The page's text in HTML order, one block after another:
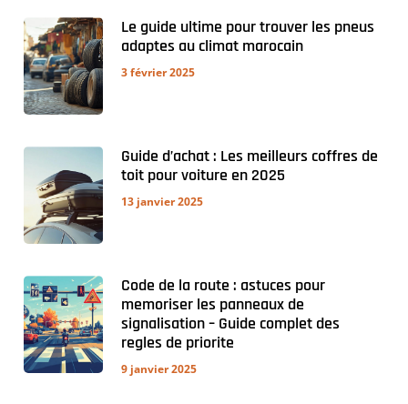
Le guide ultime pour trouver les pneus
adaptes au climat marocain
3 février 2025
Guide d’achat : Les meilleurs coffres de
toit pour voiture en 2025
13 janvier 2025
Code de la route : astuces pour
memoriser les panneaux de
signalisation – Guide complet des
regles de priorite
9 janvier 2025